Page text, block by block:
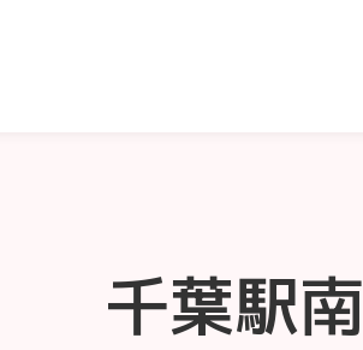
千葉駅南